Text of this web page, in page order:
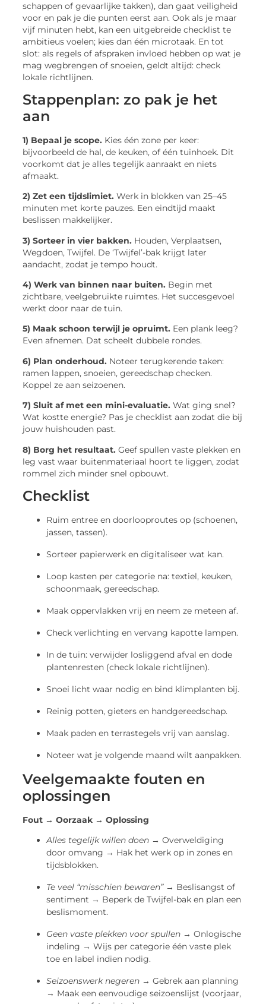
schappen of gevaarlijke takken), dan gaat veiligheid
voor en pak je die punten eerst aan. Ook als je maar
vijf minuten hebt, kan een uitgebreide checklist te
ambitieus voelen; kies dan één microtaak. En tot
slot: als regels of afspraken invloed hebben op wat je
mag wegbrengen of snoeien, geldt altijd: check
lokale richtlijnen.
Stappenplan: zo pak je het
aan
1) Bepaal je scope. Kies één zone per keer:
bijvoorbeeld de hal, de keuken, of één tuinhoek. Dit
voorkomt dat je alles tegelijk aanraakt en niets
afmaakt.
2) Zet een tijdslimiet. Werk in blokken van 25–45
minuten met korte pauzes. Een eindtijd maakt
beslissen makkelijker.
3) Sorteer in vier bakken. Houden, Verplaatsen,
Wegdoen, Twijfel. De ‘Twijfel’-bak krijgt later
aandacht, zodat je tempo houdt.
4) Werk van binnen naar buiten. Begin met
zichtbare, veelgebruikte ruimtes. Het succesgevoel
werkt door naar de tuin.
5) Maak schoon terwijl je opruimt. Een plank leeg?
Even afnemen. Dat scheelt dubbele rondes.
6) Plan onderhoud. Noteer terugkerende taken:
ramen lappen, snoeien, gereedschap checken.
Koppel ze aan seizoenen.
7) Sluit af met een mini-evaluatie. Wat ging snel?
Wat kostte energie? Pas je checklist aan zodat die bij
jouw huishouden past.
8) Borg het resultaat. Geef spullen vaste plekken en
leg vast waar buitenmateriaal hoort te liggen, zodat
rommel zich minder snel opbouwt.
Checklist
Ruim entree en doorlooproutes op (schoenen,
jassen, tassen).
Sorteer papierwerk en digitaliseer wat kan.
Loop kasten per categorie na: textiel, keuken,
schoonmaak, gereedschap.
Maak oppervlakken vrij en neem ze meteen af.
Check verlichting en vervang kapotte lampen.
In de tuin: verwijder losliggend afval en dode
plantenresten (check lokale richtlijnen).
Snoei licht waar nodig en bind klimplanten bij.
Reinig potten, gieters en handgereedschap.
Maak paden en terrastegels vrij van aanslag.
Noteer wat je volgende maand wilt aanpakken.
Veelgemaakte fouten en
oplossingen
Fout → Oorzaak → Oplossing
Alles tegelijk willen doen → Overweldiging
door omvang → Hak het werk op in zones en
tijdsblokken.
Te veel “misschien bewaren”→ Beslisangst of
sentiment → Beperk de Twijfel-bak en plan een
beslismoment.
Geen vaste plekken voor spullen → Onlogische
indeling → Wijs per categorie één vaste plek
toe en label indien nodig.
Seizoenswerk negeren → Gebrek aan planning
→ Maak een eenvoudige seizoenslijst (voorjaar,